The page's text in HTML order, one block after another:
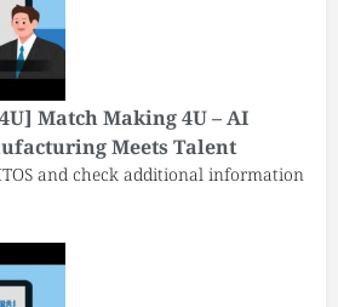
Match Making 4U – AI
Meets Talent
and check additional information